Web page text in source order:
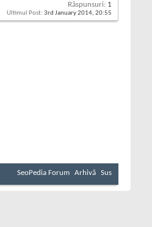
Răspunsuri: 1
Ultimul Post: 3rd January 2014, 20:55
SeoPedia Forum Arhivă Sus